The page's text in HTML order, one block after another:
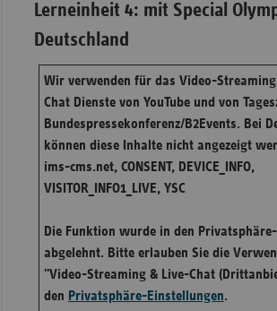
Lerneinheit 4: mit Special
Deutschland
Wir verwenden für das Video-
Chat Dienste von YouTube und von
Bundespressekonferenz/B2Events. Bei
können diese Inhalte nicht angezeigt
ims-cms.net, CONSENT, DEVICE_INFO,
VISITOR_INFO1_LIVE, YSC
Die Funktion wurde in den
abgelehnt. Bitte erlauben Sie die
"Video-Streaming & Live-Chat
den Privatsphäre-Einstellungen.